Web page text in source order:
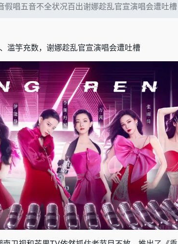
假唱五音不全状况百出谢娜趁乱官宣演唱会遭吐槽
滥竽充数，谢娜趁乱官宣演唱会遭吐槽